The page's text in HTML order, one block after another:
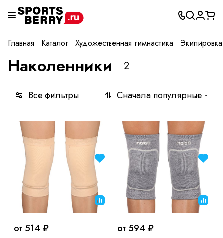
Главная Каталог Художественная гимнастика Экипировка
Наколенники 2
Все фильтры Сначала популярные
от 514 ₽
от 594 ₽